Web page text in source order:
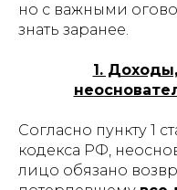
но с важными
знать заранее.
1.
Согласно пункту 1
кодекса РФ,
лицо обязано